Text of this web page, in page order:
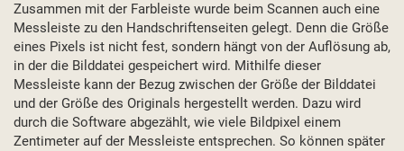
Zusammen mit der Farbleiste wurde beim Scannen auch eine
Messleiste zu den Handschriftenseiten gelegt. Denn die Größe
eines Pixels ist nicht fest, sondern hängt von der Auflösung ab,
in der die Bilddatei gespeichert wird. Mithilfe dieser
Messleiste kann der Bezug zwischen der Größe der Bilddatei
und der Größe des Originals hergestellt werden. Dazu wird
durch die Software abgezählt, wie viele Bildpixel einem
Zentimeter auf der Messleiste entsprechen. So können später